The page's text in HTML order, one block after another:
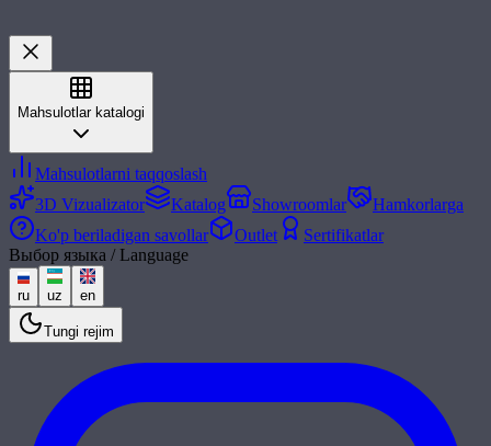
Mahsulotlar katalogi
Mahsulotlarni taqqoslash
3D Vizualizator
Katalog Showroomlar
Hamkorlarga
Ko'p beriladigan savollar
Outlet
Sertifikatlar
Выбор языка / Language
ru uz en
Tungi rejim